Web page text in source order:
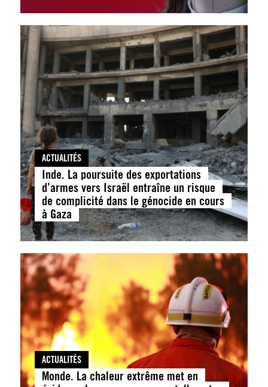
ACTUALITÉS
Inde. La poursuite des exportations
d’armes vers Israël entraîne un risque
de complicité dans le génocide en cours
à Gaza
ACTUALITÉS
Monde. La chaleur extrême met en